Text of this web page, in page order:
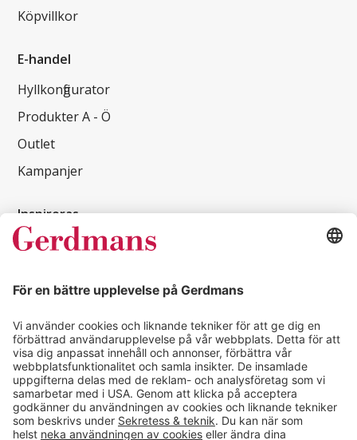
Köpvillkor
E-handel
Hyllkonfigurator
Produkter A - Ö
Outlet
Kampanjer
Inspireras
Kundcase
Läsvärt
Kontakt
info@gerdmans.se
0433-740 80